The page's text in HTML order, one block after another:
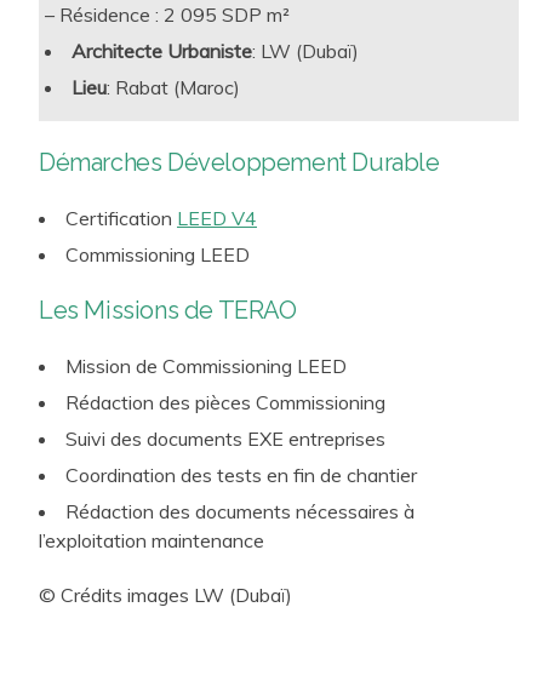
à l’aune de ses apports immobiliers et techniques de long
terme ainsi que pour les utilisateurs. Cette approche
s’inscrit dans une logique cohérente de RSE et les
nos clients des approches sur-mesure et pleinement
opérationnelles : conception bioclimatique
bas carbone ,efficacité énergétique
Aujourd’hui, ces préoccupations sont catalysées par la
pour les projets rénovés.
– Résidence : 2 095 SDP m²
Architecte Urbaniste: LW (Dubaï)
Lieu: Rabat (Maroc)
Démarches Développement Durable
Certification LEED V4
Commissioning LEED
Les Missions de TERAO
Mission de Commissioning LEED
Rédaction des pièces Commissioning
Suivi des documents EXE entreprises
Coordination des tests en fin de chantier
Rédaction des documents nécessaires à
l’exploitation maintenance
© Crédits images LW (Dubaï)